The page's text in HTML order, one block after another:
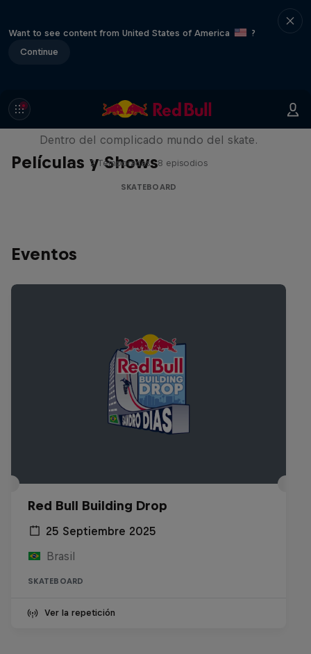
Want to see content from United States of America
?
Continue
Películas y Shows
Pushing Forward
Dentro del complicado mundo del skate.
2 Temporadas · 8 episodios
SKATEBOARD
Eventos
Red Bull Building Drop
25 Septiembre 2025
Brasil
SKATEBOARD
Ver la repetición